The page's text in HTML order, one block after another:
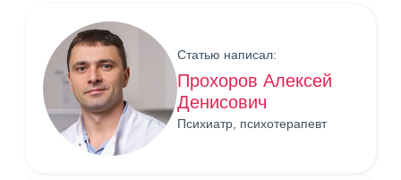
Статью написал:
Прохоров Алексей
Денисович
Психиатр, психотерапевт